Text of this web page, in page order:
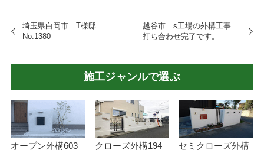
埼玉県白岡市 T様邸
No.1380
越谷市 s工場の外構工事
打ち合わせ完了です。
施工ジャンルで選ぶ
オープン外構603
クローズ外構194
セミクローズ外構